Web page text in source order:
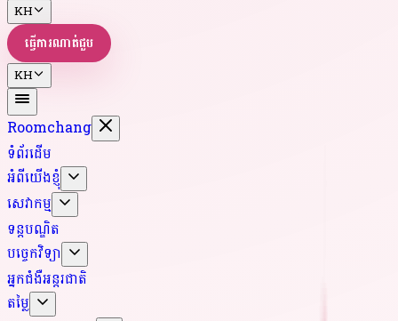
KH
ធ្វើការណាត់ជួប
KH
Roomchang
ទំព័រដើម
អំពីយើងខ្ញុំ
សេវាកម្ម
ទន្តបណ្ឌិត
បច្ចេកវិទ្យា
អ្នកជំងឺអន្តរជាតិ
តម្លៃ